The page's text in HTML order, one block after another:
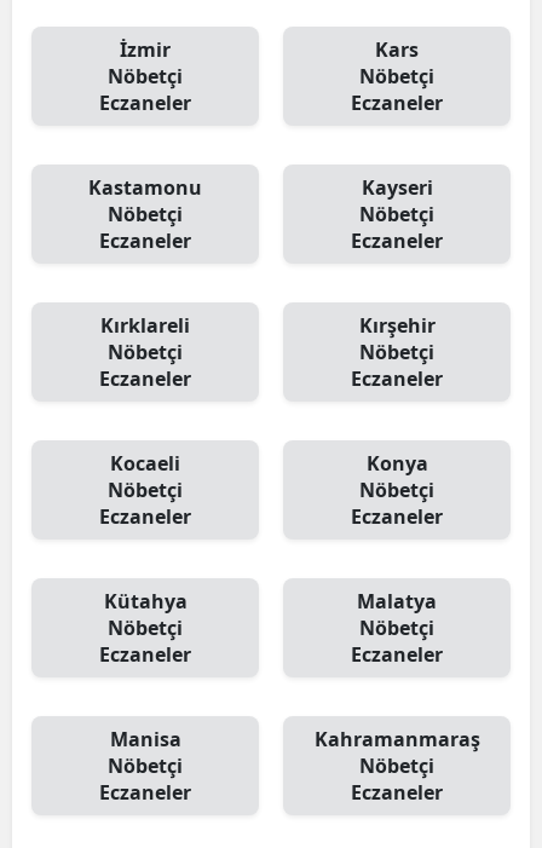
İzmir
Nöbetçi
Eczaneler
Kars
Nöbetçi
Eczaneler
Kastamonu
Nöbetçi
Eczaneler
Kayseri
Nöbetçi
Eczaneler
Kırklareli
Nöbetçi
Eczaneler
Kırşehir
Nöbetçi
Eczaneler
Kocaeli
Nöbetçi
Eczaneler
Konya
Nöbetçi
Eczaneler
Kütahya
Nöbetçi
Eczaneler
Malatya
Nöbetçi
Eczaneler
Manisa
Nöbetçi
Eczaneler
Kahramanmaraş
Nöbetçi
Eczaneler